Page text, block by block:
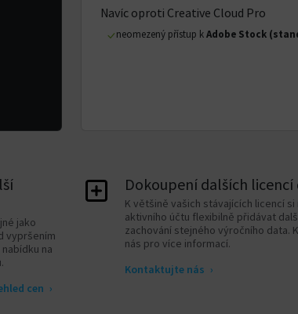
Navíc oproti Creative Cloud Pro
neomezený přístup kAdobe Stock
jako
vypršením
na
cen ›
Dokoupení dalších licencí
K většině vašich stávajících licencí
aktivního účtu flexibilně přidávat
zachování stejného výročního data.
nás pro více informací.
Kontaktujte nás ›